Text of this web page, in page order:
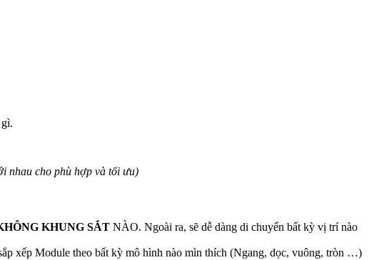
nhau cho phù hợp và tối ưu)
KHUNG SẮT NÀO. Ngoài ra, sẽ dễ dàng di chuyển bất kỳ vị trí nào
xếp Module theo bất kỳ mô hình nào mìn thích (Ngang, dọc, vuông, tròn …)